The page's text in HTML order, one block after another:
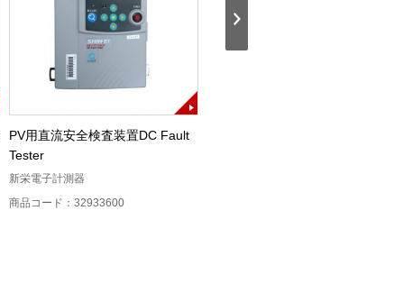
PV用直流安全検査装置DC Fault
Tester
新栄電子計測器
商品コード：32933600